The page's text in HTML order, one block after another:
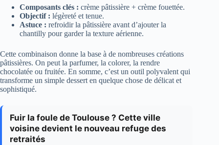
Composants clés : crème pâtissière + crème fouettée.
Objectif : légèreté et tenue.
Astuce : refroidir la pâtissière avant d’ajouter la
chantilly pour garder la texture aérienne.
Cette combinaison donne la base à de nombreuses créations
pâtissières. On peut la parfumer, la colorer, la rendre
chocolatée ou fruitée. En somme, c’est un outil polyvalent qui
transforme un simple dessert en quelque chose de délicat et
sophistiqué.
Fuir la foule de Toulouse ? Cette ville
voisine devient le nouveau refuge des
retraités